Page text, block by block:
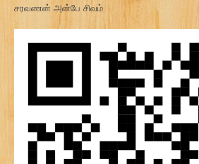
சரவணன் அன்பே சிவம்